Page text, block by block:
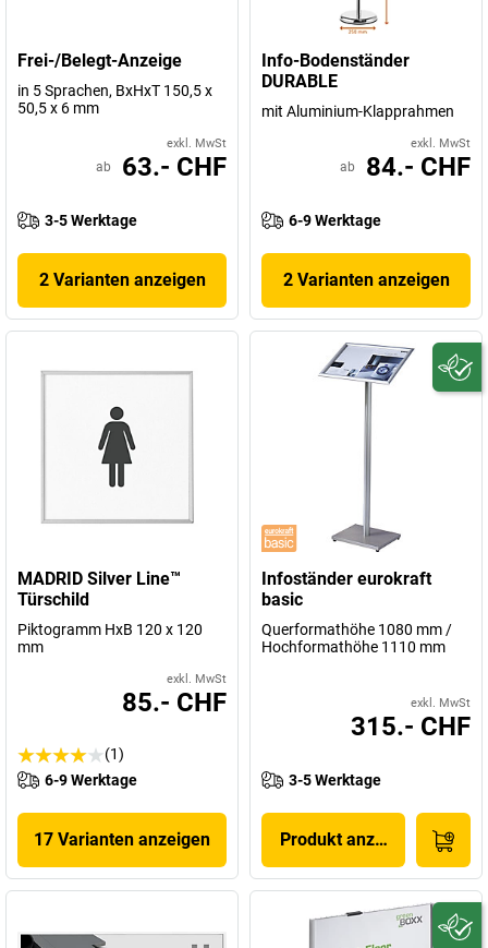
Frei-/Belegt-Anzeige
in 5 Sprachen, BxHxT 150,5 x
50,5 x 6 mm
exkl. MwSt
ab 63.- CHF
3-5 Werktage
2 Varianten anzeigen
Info-Bodenständer
DURABLE
mit Aluminium-Klapprahmen
exkl. MwSt
ab 84.- CHF
6-9 Werktage
2 Varianten anzeigen
MADRID Silver Line™
Türschild
Piktogramm HxB 120 x 120
mm
exkl. MwSt
85.- CHF
(1)
6-9 Werktage
17 Varianten anzeigen
Infoständer eurokraft
basic
Querformathöhe 1080 mm /
Hochformathöhe 1110 mm
exkl. MwSt
315.- CHF
3-5 Werktage
Produkt anzeigen